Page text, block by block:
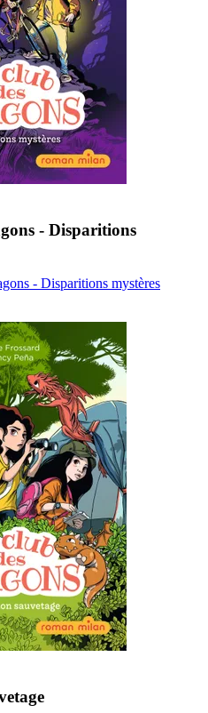
- Disparitions
- Disparitions mystères